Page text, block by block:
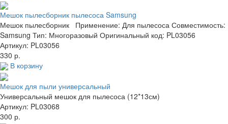
Мешок пылесборник пылесоса Samsung
Мешок пылесборник Применение: Для пылесоса Совместимость:
Samsung Тип: Многоразовый Оригинальный код: PL03056
Артикул: PL03056
330 р.
В корзину
Мешок для пыли универсальный
Универсальный мешок для пылесоса (12*13см)
Артикул: PL03068
300 р.